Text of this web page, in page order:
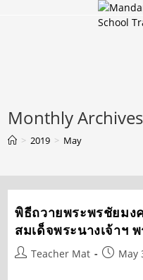
Monthly
> 2019 > May
พิธีถวายพระพรชัยมง
สมเด็จพระนางเจ้าฯ
PostTeacher Mat
PostMay